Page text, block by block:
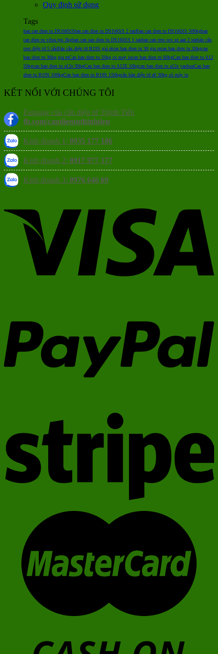
Quy định sử dụng
Tags
ban can dien tu DS166SSban can dien tu DS166SS 2 tanBan can dien tu DS166SS 500kgban
can dien tu vibra tps 3kgban can san dien tu DS166SS 1 tanban can treo ocs xz aae 2 tanbán cân
treo điện tử 5 tấnBán cân điện tử B19S giá rẻcan ban dien tu 30 gia recan ban dien tu 30kgcan
ban dien tu 30kg gia reCan ban dien tu 50kg co may incan ban dien tu 60kgCan ban dien tu A12
50kgcan ban dien tu a12e 30kgCan ban dien tu A12E 50kgcan ban dien tu a12e yaohuaCan ban
dien tu B19S 100kgCan ban dien tu B19S 150kgcân bàn điện tử a9 30kg có máy in
KẾT NỐI VỚI CHÚNG TÔI
Fanpage của cân điện tử Thịnh Tiến
fb.com/candientuthinhtien
Kinh doanh 1: 0935 177 186
Kinh doanh 2: 0917 977 177
Kinh doanh 3: 0976 646 69